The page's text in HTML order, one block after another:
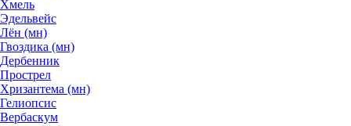
Хмель
Эдельвейс
Лён (мн)
Гвоздика (мн)
Дербенник
Прострел
Хризантема (мн)
Гелиопсис
Вербаскум